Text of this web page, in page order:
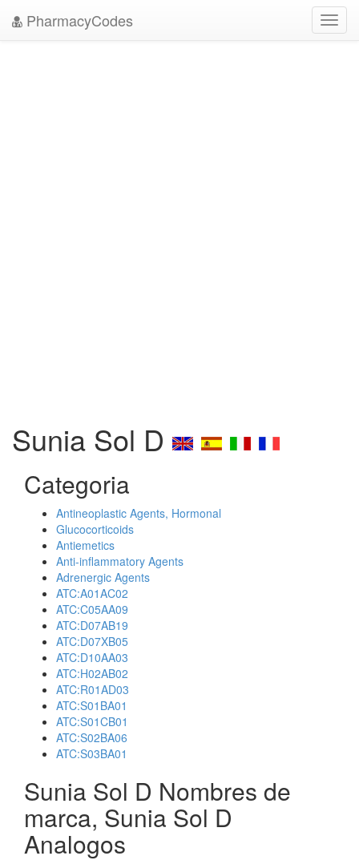
PharmacyCodes
Sunia Sol D
Categoria
Antineoplastic Agents, Hormonal
Glucocorticoids
Antiemetics
Anti-inflammatory Agents
Adrenergic Agents
ATC:A01AC02
ATC:C05AA09
ATC:D07AB19
ATC:D07XB05
ATC:D10AA03
ATC:H02AB02
ATC:R01AD03
ATC:S01BA01
ATC:S01CB01
ATC:S02BA06
ATC:S03BA01
Sunia Sol D Nombres de
marca, Sunia Sol D
Analogos